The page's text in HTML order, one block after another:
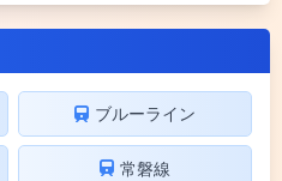
ブルーライン
常磐線